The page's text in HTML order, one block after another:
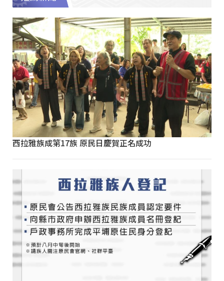
西拉雅族成第17族 原民日慶賀正名成功